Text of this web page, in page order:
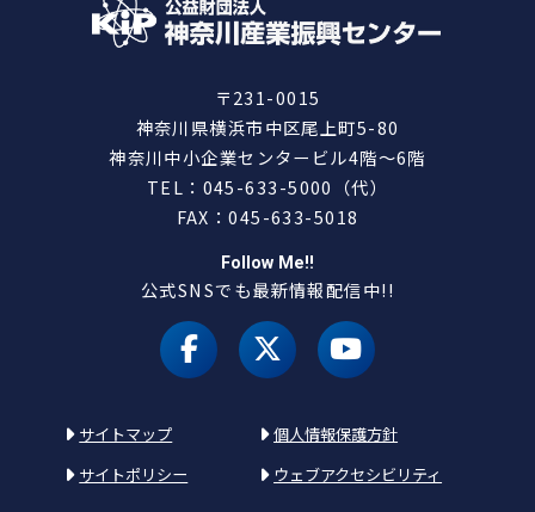
〒231-0015
神奈川県横浜市中区尾上町5-80
神奈川中小企業センタービル4階～6階
TEL：045-633-5000（代）
FAX：045-633-5018
Follow Me!!
公式SNSでも最新情報配信中!!
facebookX（旧 twitter）
youtube
サイトマップ
個人情報保護方針
サイトポリシー
ウェブアクセシビリティ